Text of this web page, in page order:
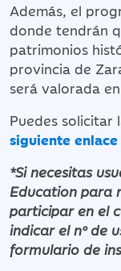
Además, el
donde tendrán
patrimonios
provincia de
será valorada
Puedes solicitar
siguiente enlace
*Si necesitas
Education para
participar en el
indicar el nº de
formulario de